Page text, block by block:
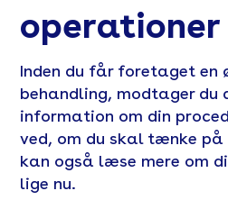
operationer
Inden du får foretaget en
behandling, modtager
information om din
ved, om du skal tænke
kan også læse mere om
lige nu.